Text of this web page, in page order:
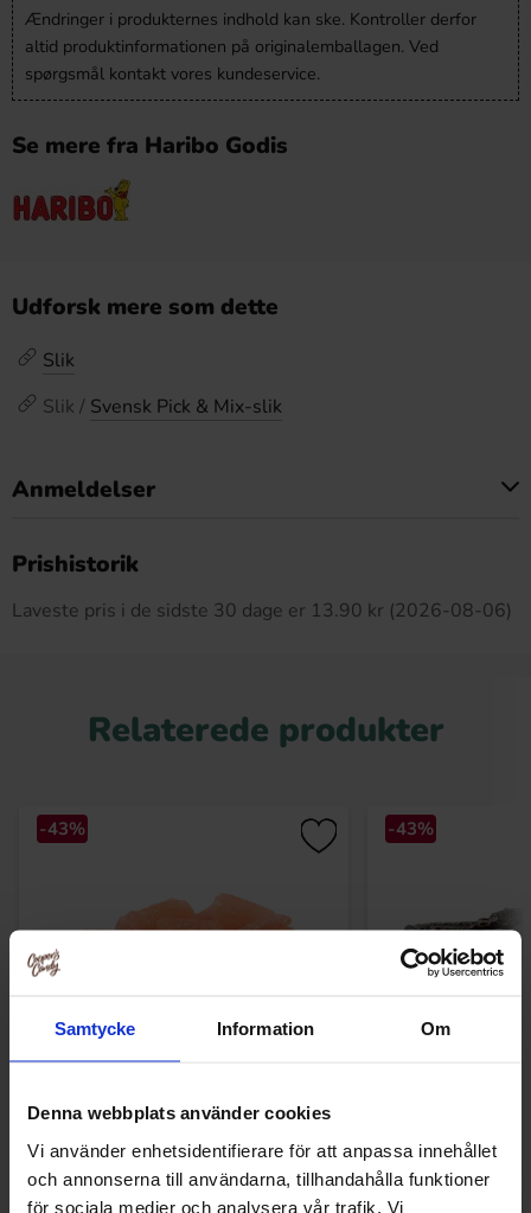
Samtycke Information Om
Denna webbplats använder cookies
Vi använder enhetsidentifierare för att anpassa innehållet
och annonserna till användarna, tillhandahålla funktioner
för sociala medier och analysera vår trafik. Vi
Ændringer i produkternes indhold kan ske. Kontroller derfor
altid produktinformationen på originalemballagen. Ved
spørgsmål kontakt vores kundeservice.
Se mere fra Haribo Godis
Udforsk mere som dette
Slik
Slik / Svensk Pick & Mix-slik
Anmeldelser
Prishistorik
Laveste pris i de sidste 30 dage er 13.90 kr (2026-08-06)
Relaterede produkter
-43%
Malaco Vattenmeloner 100g
13.90 kr 7.90 kr
-43%
13.90 kr